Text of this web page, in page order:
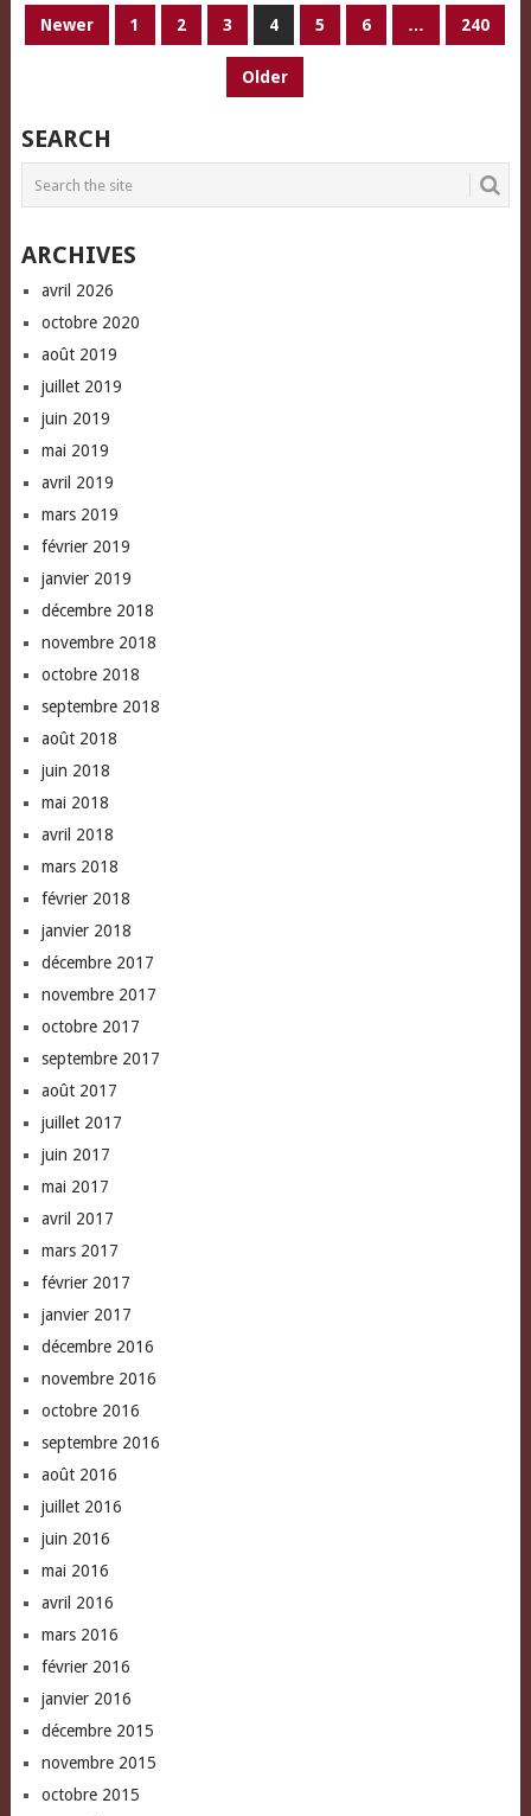
PAGINATION
Newer 1 2 3 4 5 6 … 240
Older
SEARCH
ARCHIVES
avril 2026
octobre 2020
août 2019
juillet 2019
juin 2019
mai 2019
avril 2019
mars 2019
février 2019
janvier 2019
décembre 2018
novembre 2018
octobre 2018
septembre 2018
août 2018
juin 2018
mai 2018
avril 2018
mars 2018
février 2018
janvier 2018
décembre 2017
novembre 2017
octobre 2017
septembre 2017
août 2017
juillet 2017
juin 2017
mai 2017
avril 2017
mars 2017
février 2017
janvier 2017
décembre 2016
novembre 2016
octobre 2016
septembre 2016
août 2016
juillet 2016
juin 2016
mai 2016
avril 2016
mars 2016
février 2016
janvier 2016
décembre 2015
novembre 2015
octobre 2015